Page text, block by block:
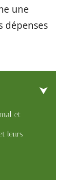
une
dépenses
et
leurs